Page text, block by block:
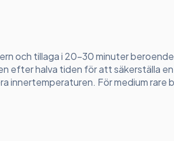
och tillaga i 20-30 minuter
efter halva tiden för att säkerställa en
innertemperaturen. För medium rare